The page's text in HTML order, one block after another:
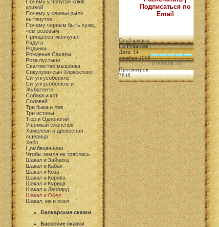
Почему у попугая клюв
кривой
Почему у свиньи рыло
вытянутое
Почему черным быть хуже,
чем розовым
Принцесса-молчунья
Радуга
Родинки
Рождение Сахары
Роза пустыни
Сватовство мышонка
Сикулуми сын Хлокохлоко
Ситунгусобенхле
Ситунгусобенхле и
Жубатенте
Собака и кот
Соловей
Три быка и лев
Три истины
Тюр и Одноногий
Упрямый слонёнок
Хамелеон и древесная
ящерица
Хебо
Цомбецанцини
Чтобы земля не тряслась
Шакал и Зайчиха
Шакал и Кабан
Шакал и Коза
Шакал и Корова
Шакал и Курица
Шакал и Леопард
Шакал и Осел
Шакал, еж и осел
Балкарские сказки
Баскские сказки
Подписаться по
Email
Опубликовал:
La Princesse|
Дата: 14
декабря 2008
|
Просмотров:
3848
(голосов: 0)